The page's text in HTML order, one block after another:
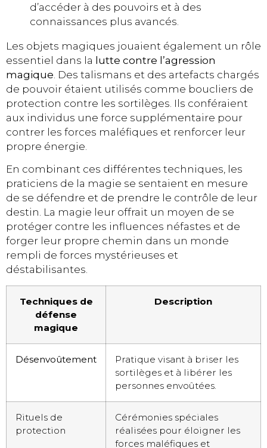
d’accéder à des pouvoirs et à des
connaissances plus avancés.
Les objets magiques jouaient également un rôle
essentiel dans la lutte contre l’agression
magique . Des talismans et des artefacts chargés
de pouvoir étaient utilisés comme boucliers de
protection contre les sortilèges. Ils conféraient
aux individus une force supplémentaire pour
contrer les forces maléfiques et renforcer leur
propre énergie.
En combinant ces différentes techniques, les
praticiens de la magie se sentaient en mesure
de se défendre et de prendre le contrôle de leur
destin. La magie leur offrait un moyen de se
protéger contre les influences néfastes et de
forger leur propre chemin dans un monde
rempli de forces mystérieuses et
déstabilisantes.
Techniques de
défense
magique
Description
Désenvoûtement
Pratique visant à briser les
sortilèges et à libérer les
personnes envoûtées.
Rituels de
protection
Cérémonies spéciales
réalisées pour éloigner les
forces maléfiques et